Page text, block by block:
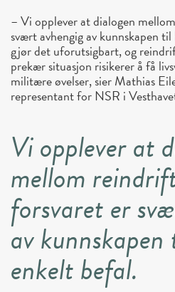
– Vi opplever at dialogen
svært avhengig av kunnskapen
gjør det uforutsigbart, og
prekær situasjon risikerer å få
militære øvelser, sier Mathias
representant for NSR i
Vi opplever at
mellom
forsvaret er
av
enkelt befal.